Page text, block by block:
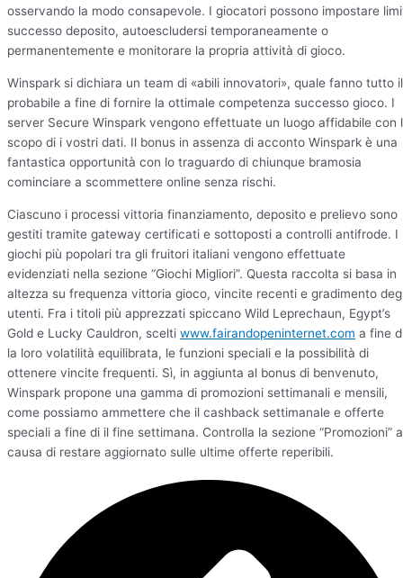
osservando la modo consapevole. I giocatori possono impostare
successo deposito, autoescludersi temporaneamente o
permanentemente e monitorare la propria attività di gioco.
Winspark si dichiara un team di «abili innovatori», quale fanno tutto il
probabile a fine di fornire la ottimale competenza successo gioco. I
server Secure Winspark vengono effettuate un luogo affidabile con
scopo di i vostri dati. Il bonus in assenza di acconto Winspark è una
fantastica opportunità con lo traguardo di chiunque bramosia
cominciare a scommettere online senza rischi.
Ciascuno i processi vittoria finanziamento, deposito e prelievo sono
gestiti tramite gateway certificati e sottoposti a controlli antifrode. I
giochi più popolari tra gli fruitori italiani vengono effettuate
evidenziati nella sezione “Giochi Migliori”. Questa raccolta si basa in
altezza su frequenza vittoria gioco, vincite recenti e gradimento
utenti. Fra i titoli più apprezzati spiccano Wild Leprechaun, Egypt’s
Gold e Lucky Cauldron, scelti www.fairandopeninternet.com a fine
la loro volatilità equilibrata, le funzioni speciali e la possibilità di
ottenere vincite frequenti. Sì, in aggiunta al bonus di benvenuto,
Winspark propone una gamma di promozioni settimanali e mensili,
come possiamo ammettere che il cashback settimanale e offerte
speciali a fine di il fine settimana. Controlla la sezione “Promozioni” a
causa di restare aggiornato sulle ultime offerte reperibili.